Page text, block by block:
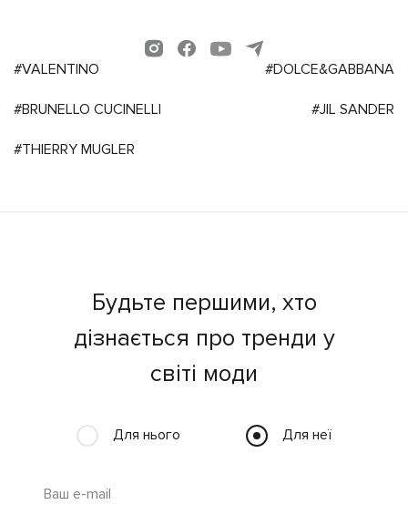
#VALENTINO #DOLCE&GABBANA
#BRUNELLO CUCINELLI #JIL SANDER
#THIERRY MUGLER
Будьте першими, хто
дізнається про тренди у
світі моди
Для нього Для неї
Ваш e-mail